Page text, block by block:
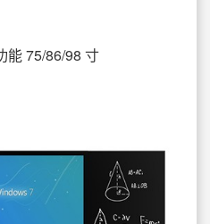
能 75/86/98 寸